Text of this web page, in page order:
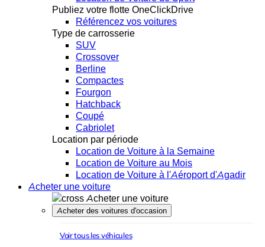
Publiez votre flotte OneClickDrive
Référencez vos voitures
Type de carrosserie
SUV
Crossover
Berline
Compactes
Fourgon
Hatchback
Coupé
Cabriolet
Location par période
Location de Voiture à la Semaine
Location de Voiture au Mois
Location de Voiture à l'Aéroport d'Agadir
Acheter une voiture
Acheter une voiture
Acheter des voitures d'occasion
Voir tous les véhicules